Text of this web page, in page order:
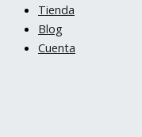
Tienda
Blog
Cuenta